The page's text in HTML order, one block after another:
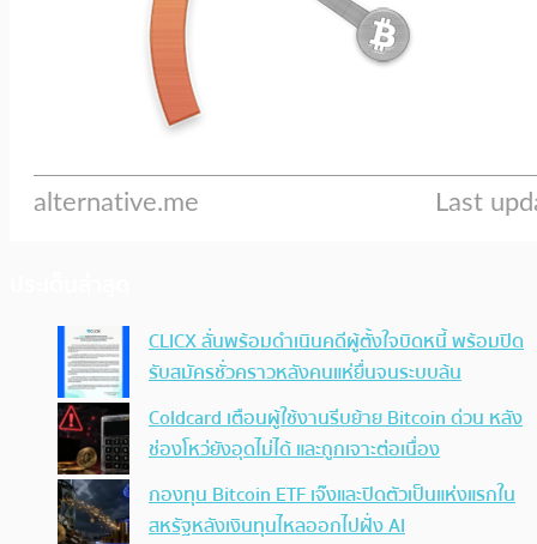
CLICX ลั่นพร้อมดำเนินคดีผู้ตั้งใจบิดหนี้ พร้อมปิด
รับสมัครชั่วคราวหลังคนแห่ยื่นจนระบบล้น
Coldcard เตือนผู้ใช้งานรีบย้าย Bitcoin ด่วน หลัง
ช่องโหว่ยังอุดไม่ได้ และถูกเจาะต่อเนื่อง
กองทุน Bitcoin ETF เจ๊งและปิดตัวเป็นแห่งแรกใน
สหรัฐหลังเงินทุนไหลออกไปฝั่ง AI